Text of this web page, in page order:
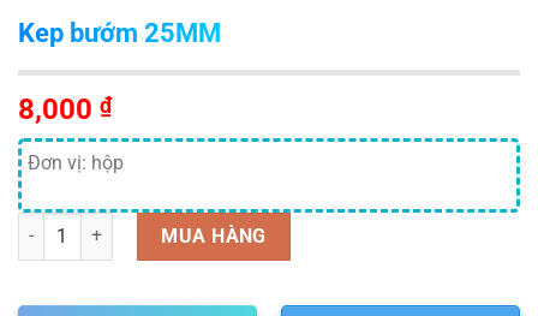
Kep bướm 25MM
8,000 ₫
Đơn vị: hộp
Số lượng MUA HÀNG